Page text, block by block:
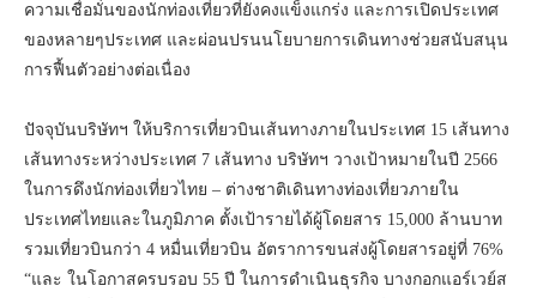
ความเชื่อมั่นของนักท่องเที่ยวที่ยังคงแข็งแกร่ง และการเปิดประเทศ
ของหลายๆประเทศ และผ่อนปรนนโยบายการเดินทางช่วยสนับสนุน
การฟื้นตัวอย่างต่อเนื่อง
ปัจจุบันบริษัทฯ ให้บริการเที่ยวบินเส้นทางภายในประเทศ 15 เส้นทาง
เส้นทางระหว่างประเทศ 7 เส้นทาง บริษัทฯ วางเป้าหมายในปี 2566
ในการดึงนักท่องเที่ยวไทย – ต่างชาติเดินทางท่องเที่ยวภายใน
ประเทศไทยและในภูมิภาค ตั้งเป้ารายได้ผู้โดยสาร 15,000 ล้านบาท
รวมเที่ยวบินกว่า 4 หมื่นเที่ยวบิน อัตราการขนส่งผู้โดยสารอยู่ที่ 76%
“และ ในโอกาสครบรอบ 55 ปี ในการดำเนินธุรกิจ บางกอกแอร์เวย์ส